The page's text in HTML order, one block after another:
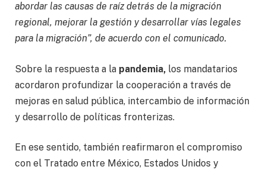
abordar las causas de raíz detrás de la migración
regional, mejorar la gestión y desarrollar vías legales
para la migración”, de acuerdo con el comunicado.
Sobre la respuesta a la pandemia, los mandatarios
acordaron profundizar la cooperación a través de
mejoras en salud pública, intercambio de información
y desarrollo de políticas fronterizas.
En ese sentido, también reafirmaron el compromiso
con el Tratado entre México, Estados Unidos y